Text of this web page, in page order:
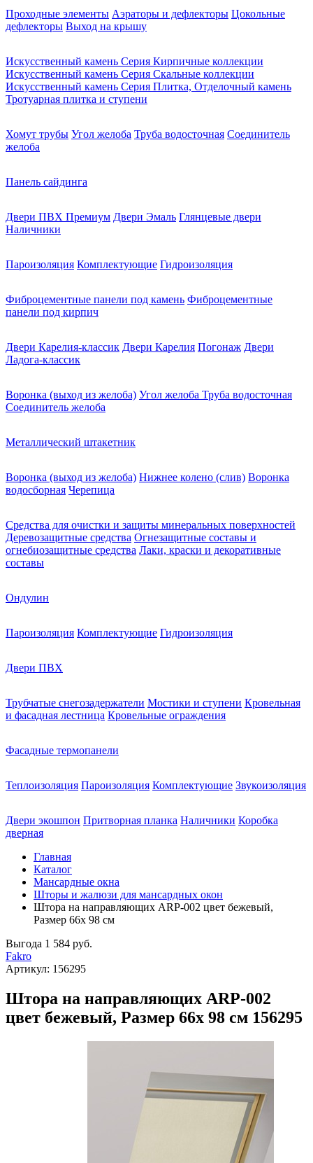
Проходные элементы Аэраторы и дефлекторы Цокольные
дефлекторы Выход на крышу
Искусственный камень Серия Кирпичные коллекции
Искусственный камень Серия Скальные коллекции
Искусственный камень Серия Плитка, Отделочный камень
Тротуарная плитка и ступени
Хомут трубы Угол желоба Труба водосточная Соединитель
желоба
Панель сайдинга
Двери ПВХ Премиум Двери Эмаль Глянцевые двери
Наличники
Пароизоляция Комплектующие Гидроизоляция
Фиброцементные панели под камень Фиброцементные
панели под кирпич
Двери Карелия-классик Двери Карелия Погонаж Двери
Ладога-классик
Воронка (выход из желоба) Угол желоба Труба водосточная
Соединитель желоба
Металлический штакетник
Воронка (выход из желоба) Нижнее колено (слив) Воронка
водосборная Черепица
Средства для очистки и защиты минеральных поверхностей
Деревозащитные средства Огнезащитные составы и
огнебиозащитные средства Лаки, краски и декоративные
составы
Ондулин
Пароизоляция Комплектующие Гидроизоляция
Двери ПВХ
Трубчатые снегозадержатели Мостики и ступени Кровельная
и фасадная лестница Кровельные ограждения
Фасадные термопанели
Теплоизоляция Пароизоляция Комплектующие Звукоизоляция
Двери экошпон Притворная планка Наличники Коробка
дверная
Главная
Каталог
Мансардные окна
Шторы и жалюзи для мансардных окон
Штора на направляющих ARP-002 цвет бежевый,
Размер 66х 98 см
Выгода 1 584 руб.
Fakro
Артикул: 156295
Штора на направляющих ARP-002
цвет бежевый, Размер 66х 98 см 156295